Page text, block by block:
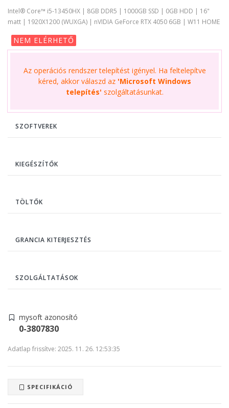
Intel® Core™ i5-13450HX | 8GB DDR5 | 1000GB SSD | 0GB HDD | 16"
matt | 1920X1200 (WUXGA) | nVIDIA GeForce RTX 4050 6GB | W11 HOME
NEM ELÉRHETŐ
Az operációs rendszer telepítést igényel. Ha feltelepítve
kéred, akkor válaszd az 'Microsoft Windows
telepítés' szolgáltatásunkat.
SZOFTVEREK
KIEGÉSZÍTŐK
TÖLTŐK
GRANCIA KITERJESZTÉS
SZOLGÁLTATÁSOK
mysoft azonosító
0-3807830
Adatlap frissítve: 2025. 11. 26. 12:53:35
SPECIFIKÁCIÓ